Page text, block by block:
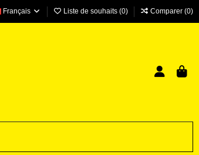
Français Liste de souhaits (0) Comparer (0)